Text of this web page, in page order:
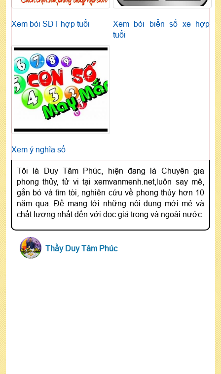
Xem bói SĐT hợp tuổi
Xem bói biển số xe hợp
tuổi
Xem ý nghĩa số
Tôi là Duy Tâm Phúc, hiện đang là Chuyên gia
phong thủy, tử vi tại xemvanmenh.net,luôn say mê,
gắn bó và tìm tòi, nghiên cứu về phong thủy hơn 10
năm qua. Để mang tới những nội dung mới mẻ và
chất lượng nhất đến với đọc giả trong và ngoài nước
Thầy Duy Tâm Phúc